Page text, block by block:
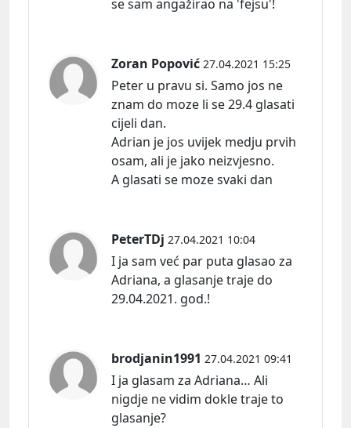
se sam angažirao na 'fejsu'!
Zoran Popović 27.04.2021 15:25
Peter u pravu si. Samo jos ne
znam do moze li se 29.4 glasati
cijeli dan.
Adrian je jos uvijek medju prvih
osam, ali je jako neizvjesno.
A glasati se moze svaki dan
PeterTDj 27.04.2021 10:04
I ja sam već par puta glasao za
Adriana, a glasanje traje do
29.04.2021. god.!
brodjanin1991 27.04.2021 09:41
I ja glasam za Adriana… Ali
nigdje ne vidim dokle traje to
glasanje?